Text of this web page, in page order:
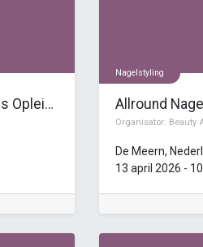
Allround Nagelstyling Cursus Opleiding (14 dagen)
Nagelstyling
Organisator: Beauty
De Meern,
13 april 2026 -